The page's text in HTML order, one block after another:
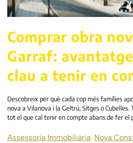
Comprar obra
Garraf:
clau a tenir en
Descobreix per què cada cop més famílies
nova a Vilanova i la Geltrú, Sitges o Cubelles.
tot el que cal tenir en compte abans de fer el
Assessoria Immobiliària, Nova